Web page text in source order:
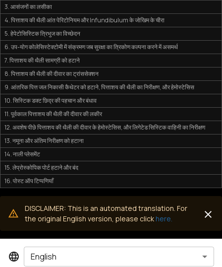
3. आसंजनों का लसीका
4. पित्ताशय की थैली आंत पेरिटोनियम और Infundibulum के जोखिम के चीरा
5. हेपेटोसिस्टिक त्रिभुज का विच्छेदन
6. उप-योग कोलेसिस्टेक्टोमी में संक्रमण जब सुरक्षा का त्रिकोण कल्पना करने में असमर्थ
7. पित्ताशय की थैली सामग्री को हटाने
8. पित्ताशय की थैली की दीवार का ट्रांससेक्शन
9. आंतरिक पित्त जल निकासी कैथेटर को हटाने, पित्ताशय की थैली का निरीक्षण, और हेमोस्टेसिस
10. सिस्टिक डक्ट छिद्र की पहचान और बंधाव
11. पूर्वकाल पित्ताशय की थैली की दीवार की लकीर
12. अवशेष पीछे पित्ताशय की थैली की दीवार के हेमोस्टेसिस, और लिगेटेड सिस्टिक वाहिनी का निरीक्षण
13. नमूना और अंतिम निरीक्षण को हटाना
14. नाली प्लेसमेंट
15. लेप्रोस्कोपिक पोर्ट हटाने और बंद
16. पोस्ट ऑप टिप्पणियाँ
DISCLAIMER: This is an automated translation. For
the original English version, please click here.
English